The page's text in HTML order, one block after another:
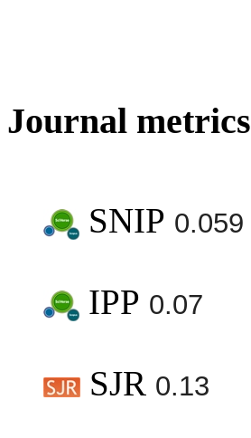
Journal metrics
SNIP 0.059
IPP 0.07
SJR 0.13